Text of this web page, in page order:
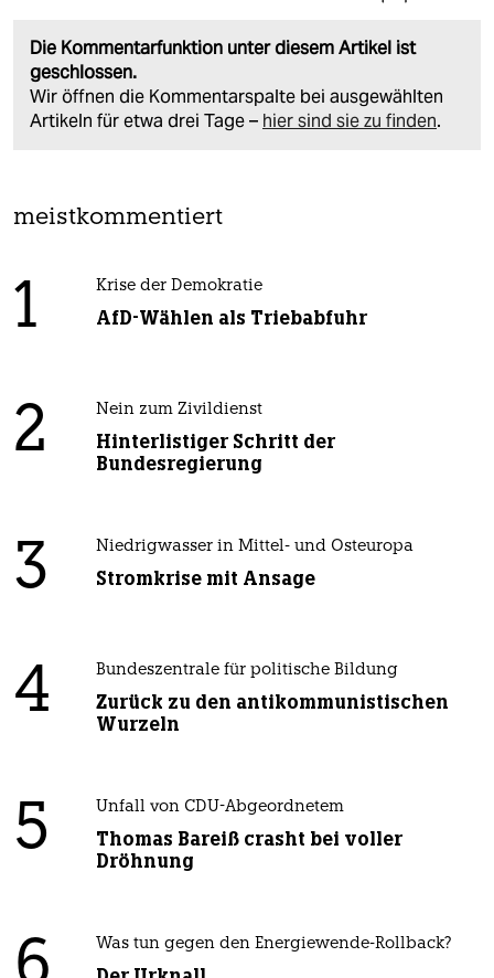
Die Kommentarfunktion unter diesem Artikel ist
geschlossen.
Wir öffnen die Kommentarspalte bei ausgewählten
Artikeln für etwa drei Tage – hier sind sie zu finden.
meistkommentiert
1 Krise der Demokratie
AfD-Wählen als Triebabfuhr
2 Nein zum Zivildienst
Hinterlistiger Schritt der
Bundesregierung
3 Niedrigwasser in Mittel- und Osteuropa
Stromkrise mit Ansage
4 Bundeszentrale für politische Bildung
Zurück zu den antikommunistischen
Wurzeln
5 Unfall von CDU-Abgeordnetem
Thomas Bareiß crasht bei voller
Dröhnung
Was tun gegen den Energiewende-Rollback?